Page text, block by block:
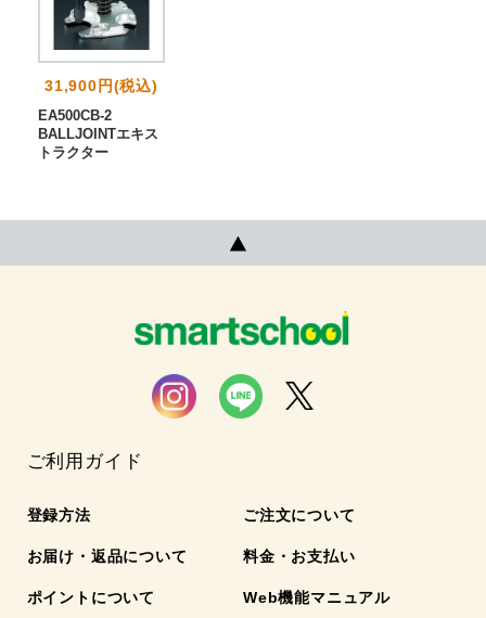
31,900円(税込)
EA500CB-2
BALLJOINTエキス
トラクター
ご利用ガイド
登録方法 ご注文について
お届け・返品について 料金・お支払い
ポイントについて Web機能マニュアル